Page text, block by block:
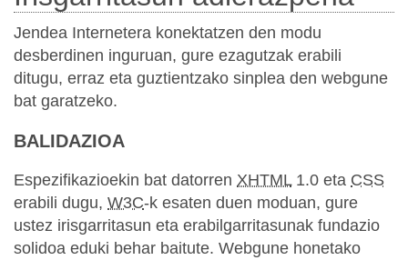
Jendea Internetera konektatzen den modu
desberdinen inguruan, gure ezagutzak erabili
ditugu, erraz eta guztientzako sinplea den webgune
bat garatzeko.
BALIDAZIOA
Espezifikazioekin bat datorren XHTML1.0 eta CSS
erabili dugu, W3C-k esaten duen moduan, gure
ustez irisgarritasun eta erabilgarritasunak fundazio
solidoa eduki behar baitute. Webgune honetako